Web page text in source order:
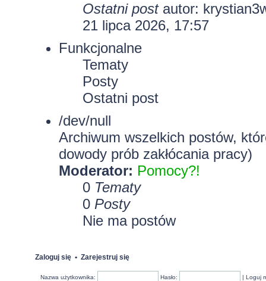
Ostatni postautor:
21 lipca 2026, 17:57
Funkcjonalne
Tematy
Posty
Ostatni post
/dev/null
Archiwum wszelkich postów,
dowody prób zakłócania pracy)
Moderator: Pomocy?!
0 Tematy
0 Posty
Nie ma postów
Zaloguj się• Zarejestruj się
Nazwa użytkownika: Hasło: |Loguj